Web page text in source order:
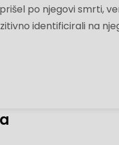
po njegovi smrti,
identificirali na